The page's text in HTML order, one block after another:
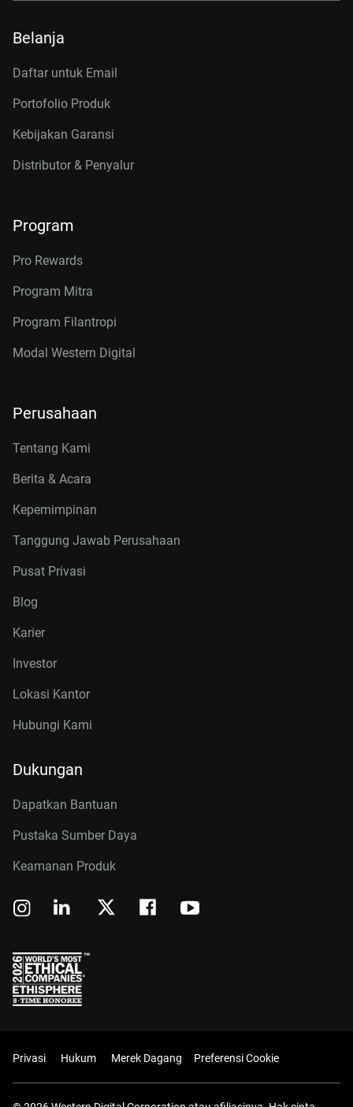
Belanja
Daftar untuk Email
Portofolio Produk
Kebijakan Garansi
Distributor & Penyalur
Program
Pro Rewards
Program Mitra
Program Filantropi
Modal Western Digital
Perusahaan
Tentang Kami
Berita & Acara
Kepemimpinan
Tanggung Jawab Perusahaan
Pusat Privasi
Blog
Karier
Investor
Lokasi Kantor
Hubungi Kami
Dukungan
Dapatkan Bantuan
Pustaka Sumber Daya
Keamanan Produk
Privasi Hukum Merek Dagang Preferensi Cookie